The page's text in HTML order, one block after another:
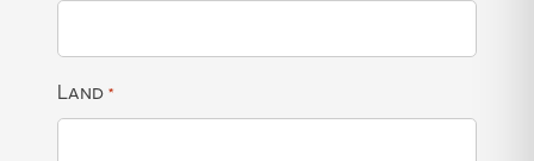
Land *